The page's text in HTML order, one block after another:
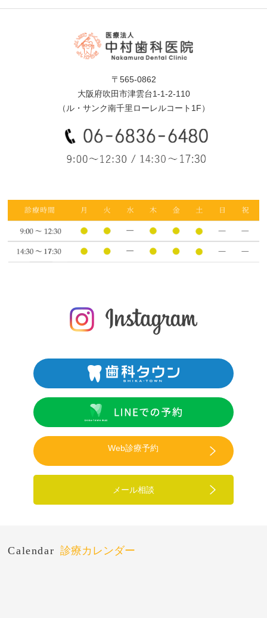
〒565-0862
大阪府吹田市津雲台1-1-2-110
（ル・サンク南千里ローレルコート1F）
Web診療予約
メール相談
Calendar 診療カレンダー